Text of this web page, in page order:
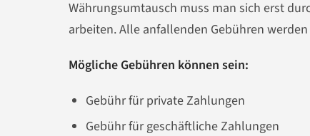
Währungsumtausch muss man sich erst
arbeiten. Alle anfallenden Gebühren
Mögliche Gebühren können sein:
Gebühr für private Zahlungen
Gebühr für geschäftliche Zahlungen